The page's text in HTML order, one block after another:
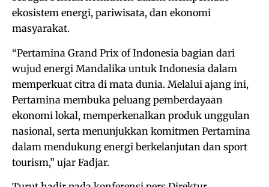
ekosistem energi, pariwisata, dan ekonomi
masyarakat.
“Pertamina Grand Prix of Indonesia bagian dari
wujud energi Mandalika untuk Indonesia dalam
memperkuat citra di mata dunia. Melalui ajang ini,
Pertamina membuka peluang pemberdayaan
ekonomi lokal, memperkenalkan produk unggulan
nasional, serta menunjukkan komitmen Pertamina
dalam mendukung energi berkelanjutan dan sport
tourism,” ujar Fadjar.